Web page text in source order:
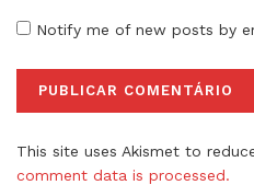
Notify me of new posts by
This site uses Akismet to
comment data is processed.